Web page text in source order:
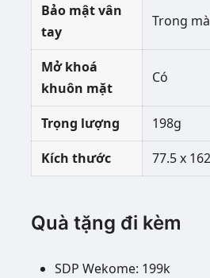
Bảo mật vân
tay
Trong
Mở khoá
khuôn mặt
Có
Trọng lượng
198g
Kích thước
77.5 x
Quà tặng đi kèm
SDP Wekome: 199k